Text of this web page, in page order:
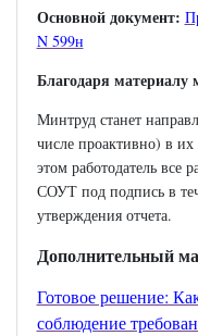
Основной документ:
N 599н
Благодаря материалу
Минтруд станет
числе проактивно) в
этом работодатель все
СОУТ под подпись в
утверждения отчета.
Дополнительный
Готовое решение:
соблюдение